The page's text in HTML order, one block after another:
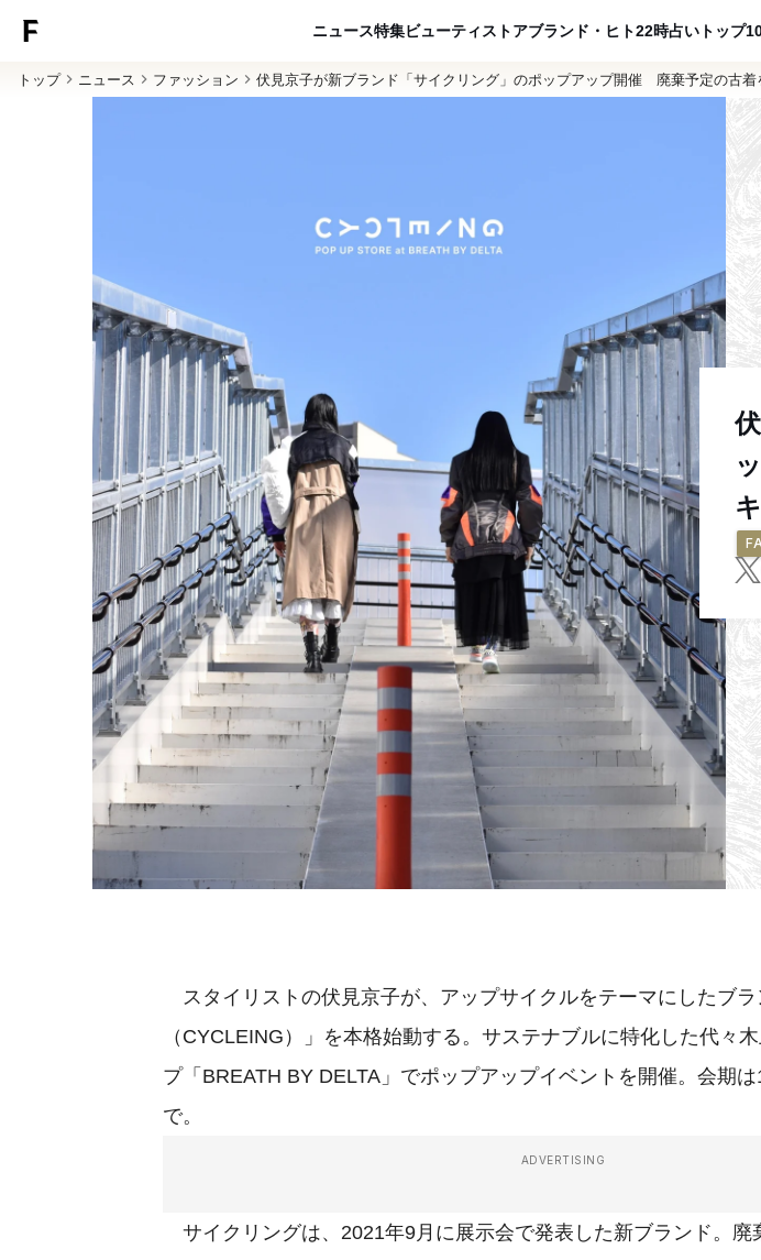
ニュース特集ビューティ ストアブランド・ヒト22時占い トップ
トップ ニュース ファッション 伏見京子が新ブランド「サイクリング」のポップアップ開催 廃棄予定の古
スタイリストの伏見京子が、アップサイクルをテーマにしたブ
（CYCLEING）」を本格始動する。サステナブルに特化した代々
プ「BREATH BY DELTA」でポップアップイベントを開催。会期
で。
ADVERTISING
サイクリングは、2021年9月に展示会で発表した新ブランド。廃